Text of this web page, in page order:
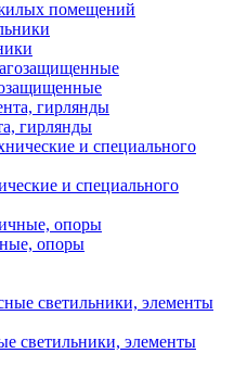
помещений
гирлянды
и специального
опоры
светильники, элементы